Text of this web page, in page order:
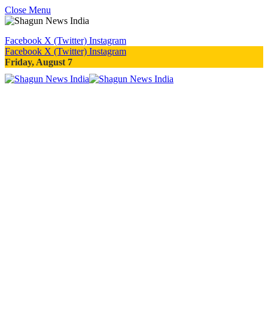
Close Menu
Facebook X (Twitter) Instagram
Facebook X (Twitter) Instagram
Friday, August 7